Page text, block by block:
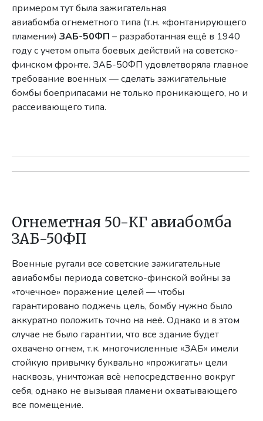
примером тут была зажигательная
авиабомба огнеметного типа (т.н. «фонтанирующего
пламени»)ЗАБ-50ФП – разработанная ещё в 1940
году с учетом опыта боевых действий на советско-
финском фронте. ЗАБ-50ФП удовлетворяла главное
требование военных — сделать зажигательные
бомбы боеприпасами не только проникающего, но и
рассеивающего типа.
Огнеметная 50-КГ авиабомба
ЗАБ-50ФП
Военные ругали все советские зажигательные
авиабомбы периода советско-финской войны за
«точечное» поражение целей — чтобы
гарантировано поджечь цель, бомбу нужно было
аккуратно положить точно на неё. Однако и в этом
случае не было гарантии, что все здание будет
охвачено огнем, т.к. многочисленные «ЗАБ» имели
стойкую привычку буквально «прожигать» цели
насквозь, уничтожая всё непосредственно вокруг
себя, однако не вызывая пламени охватывающего
все помещение.